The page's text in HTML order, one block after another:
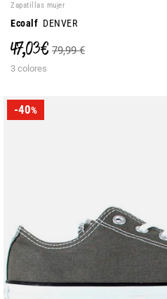
Zapatillas mujer
Ecoalf DENVER
47,03 € 79,99 €
3 colores
-40%